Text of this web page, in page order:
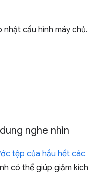
cấu hình máy chủ.
nghe nhìn
tệp của hầu hết các
có thể giúp giảm kích